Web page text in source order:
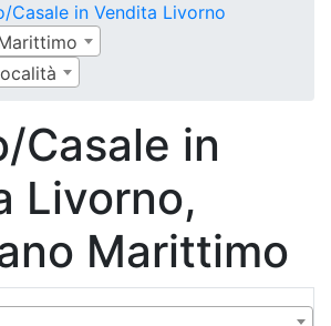
Casale in Vendita Livorno
Casale in
Livorno,
Marittimo